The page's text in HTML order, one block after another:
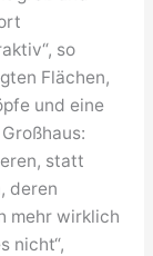
so
Flächen,
und eine
statt
deren
mehr wirklich
nicht“,